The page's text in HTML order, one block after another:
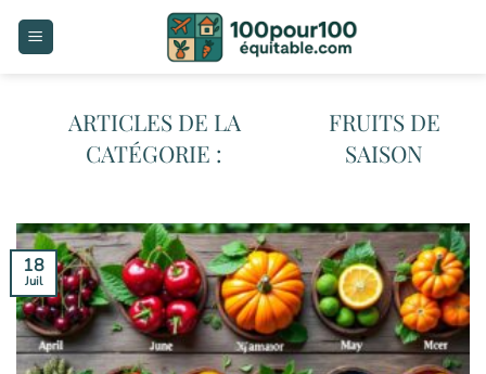
FRUITS DE
SAISON
18
Juil